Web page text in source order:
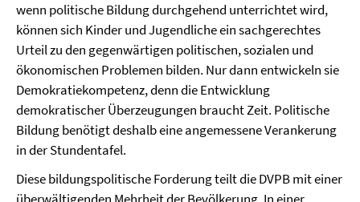
wenn politische Bildung durchgehend unterrichtet wird,
können sich Kinder und Jugendliche ein sachgerechtes
Urteil zu den gegenwärtigen politischen, sozialen und
ökonomischen Problemen bilden. Nur dann entwickeln sie
Demokratiekompetenz, denn die Entwicklung
demokratischer Überzeugungen braucht Zeit. Politische
Bildung benötigt deshalb eine angemessene Verankerung
in der Stundentafel.
Diese bildungspolitische Forderung teilt die DVPB mit einer